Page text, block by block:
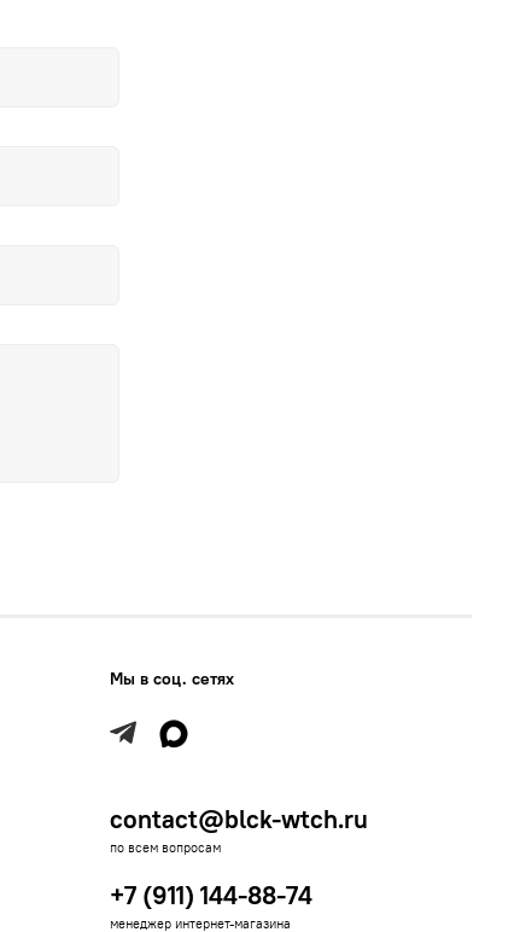
Мы в соц. сетях
contact@blck-wtch.ru
по всем вопросам
+7 (911) 144-88-74
менеджер интернет-магазина